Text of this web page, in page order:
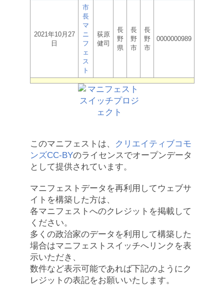
2021年10月27
日
市
長
マ
ニ
フ
ェ
ス
ト
荻原
健司
長
野
県
長
野
市
長
野
市
0000000989
このマニフェストは、
クリエイティブコモ
ンズCC-BYのライセンスでオープンデータ
として提供されています。
マニフェストデータを再利用してウェブサ
イトを構築した方は、
各マニフェストへのクレジットを掲載して
ください。
多くの政治家のデータを利用して構築した
場合はマニフェストスイッチへリンクを表
示いただき、
数件など表示可能であれば下記のようにク
レジットの表記をお願いいたします。